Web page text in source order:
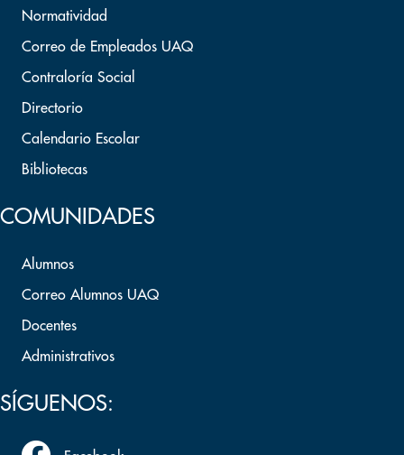
Normatividad
Correo de Empleados UAQ
Contraloría Social
Directorio
Calendario Escolar
Bibliotecas
COMUNIDADES
Alumnos
Correo Alumnos UAQ
Docentes
Administrativos
SÍGUENOS: